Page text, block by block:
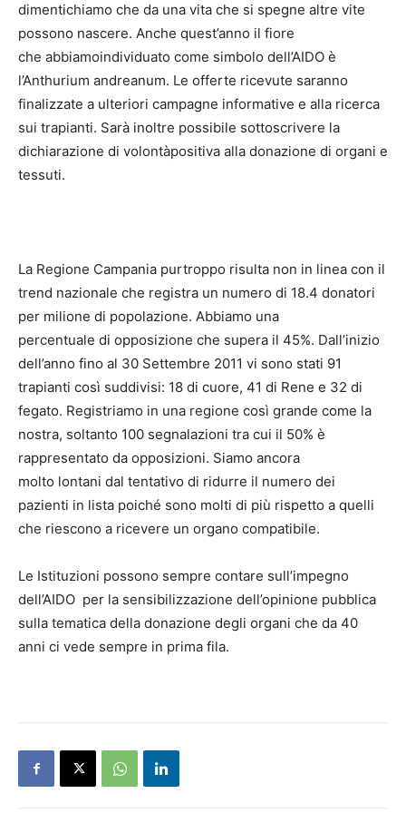
dimentichiamo che da una vita che si spegne altre vite
possono nascere. Anche quest’anno il fiore
che abbiamoindividuato come simbolo dell’AIDO è
l’Anthurium andreanum. Le offerte ricevute saranno
finalizzate a ulteriori campagne informative e alla ricerca
sui trapianti. Sarà inoltre possibile sottoscrivere la
dichiarazione di volontàpositiva alla donazione di organi e
tessuti.
La Regione Campania purtroppo risulta non in linea con il
trend nazionale che registra un numero di 18.4 donatori
per milione di popolazione. Abbiamo una
percentuale di opposizione che supera il 45%. Dall’inizio
dell’anno fino al 30 Settembre 2011 vi sono stati 91
trapianti così suddivisi: 18 di cuore, 41 di Rene e 32 di
fegato. Registriamo in una regione così grande come la
nostra, soltanto 100 segnalazioni tra cui il 50% è
rappresentato da opposizioni. Siamo ancora
molto lontani dal tentativo di ridurre il numero dei
pazienti in lista poiché sono molti di più rispetto a quelli
che riescono a ricevere un organo compatibile.
Le Istituzioni possono sempre contare sull’impegno
dell’AIDO per la sensibilizzazione dell’opinione pubblica
sulla tematica della donazione degli organi che da 40
anni ci vede sempre in prima fila.